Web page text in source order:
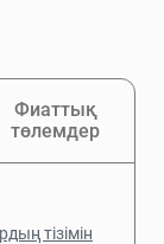
Фиаттық
төлемдер
тізімін